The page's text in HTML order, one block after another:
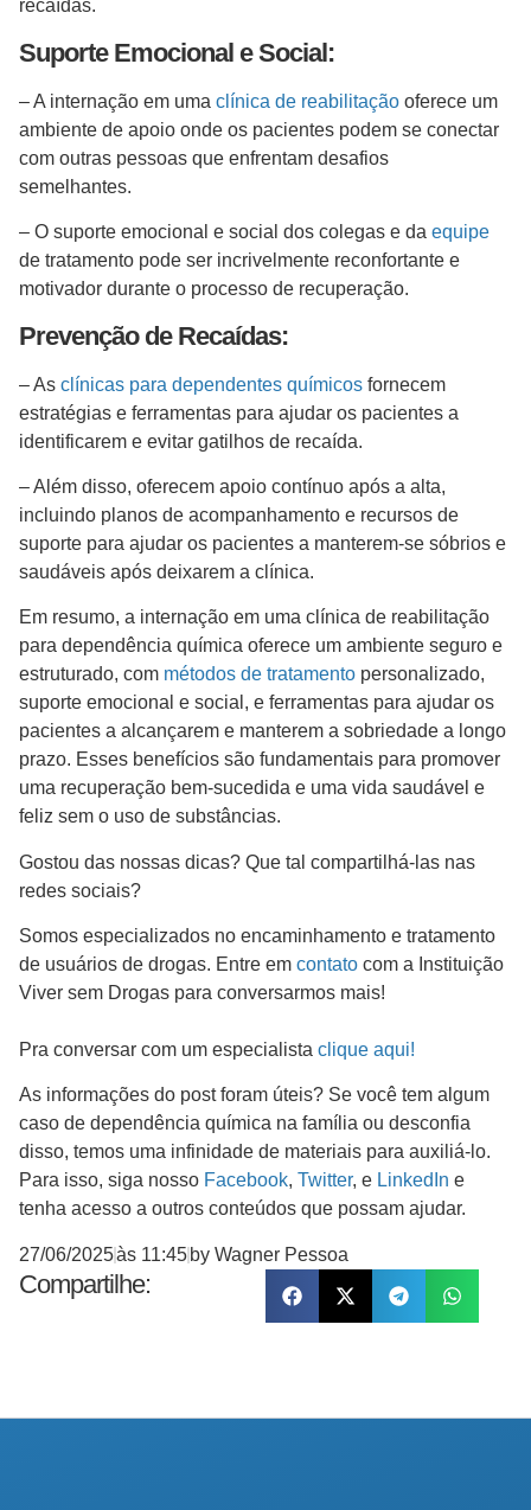
recaídas.
Suporte Emocional e Social:
– A internação em uma clínica de reabilitação oferece um
ambiente de apoio onde os pacientes podem se conectar
com outras pessoas que enfrentam desafios
semelhantes.
– O suporte emocional e social dos colegas e da equipe
de tratamento pode ser incrivelmente reconfortante e
motivador durante o processo de recuperação.
Prevenção de Recaídas:
– As clínicas para dependentes químicos fornecem
estratégias e ferramentas para ajudar os pacientes a
identificarem e evitar gatilhos de recaída.
– Além disso, oferecem apoio contínuo após a alta,
incluindo planos de acompanhamento e recursos de
suporte para ajudar os pacientes a manterem-se sóbrios e
saudáveis após deixarem a clínica.
Em resumo, a internação em uma clínica de reabilitação
para dependência química oferece um ambiente seguro e
estruturado, com métodos de tratamento personalizado,
suporte emocional e social, e ferramentas para ajudar os
pacientes a alcançarem e manterem a sobriedade a longo
prazo. Esses benefícios são fundamentais para promover
uma recuperação bem-sucedida e uma vida saudável e
feliz sem o uso de substâncias.
Gostou das nossas dicas? Que tal compartilhá-las nas
redes sociais?
Somos especializados no encaminhamento e tratamento
de usuários de drogas. Entre em contato com a Instituição
Viver sem Drogas para conversarmos mais!
Pra conversar com um especialista clique aqui!
As informações do post foram úteis? Se você tem algum
caso de dependência química na família ou desconfia
disso, temos uma infinidade de materiais para auxiliá-lo.
Para isso, siga nosso Facebook, Twitter, e LinkedIn e
tenha acesso a outros conteúdos que possam ajudar.
27/06/2025às 11:45 by Wagner Pessoa
Compartilhe: